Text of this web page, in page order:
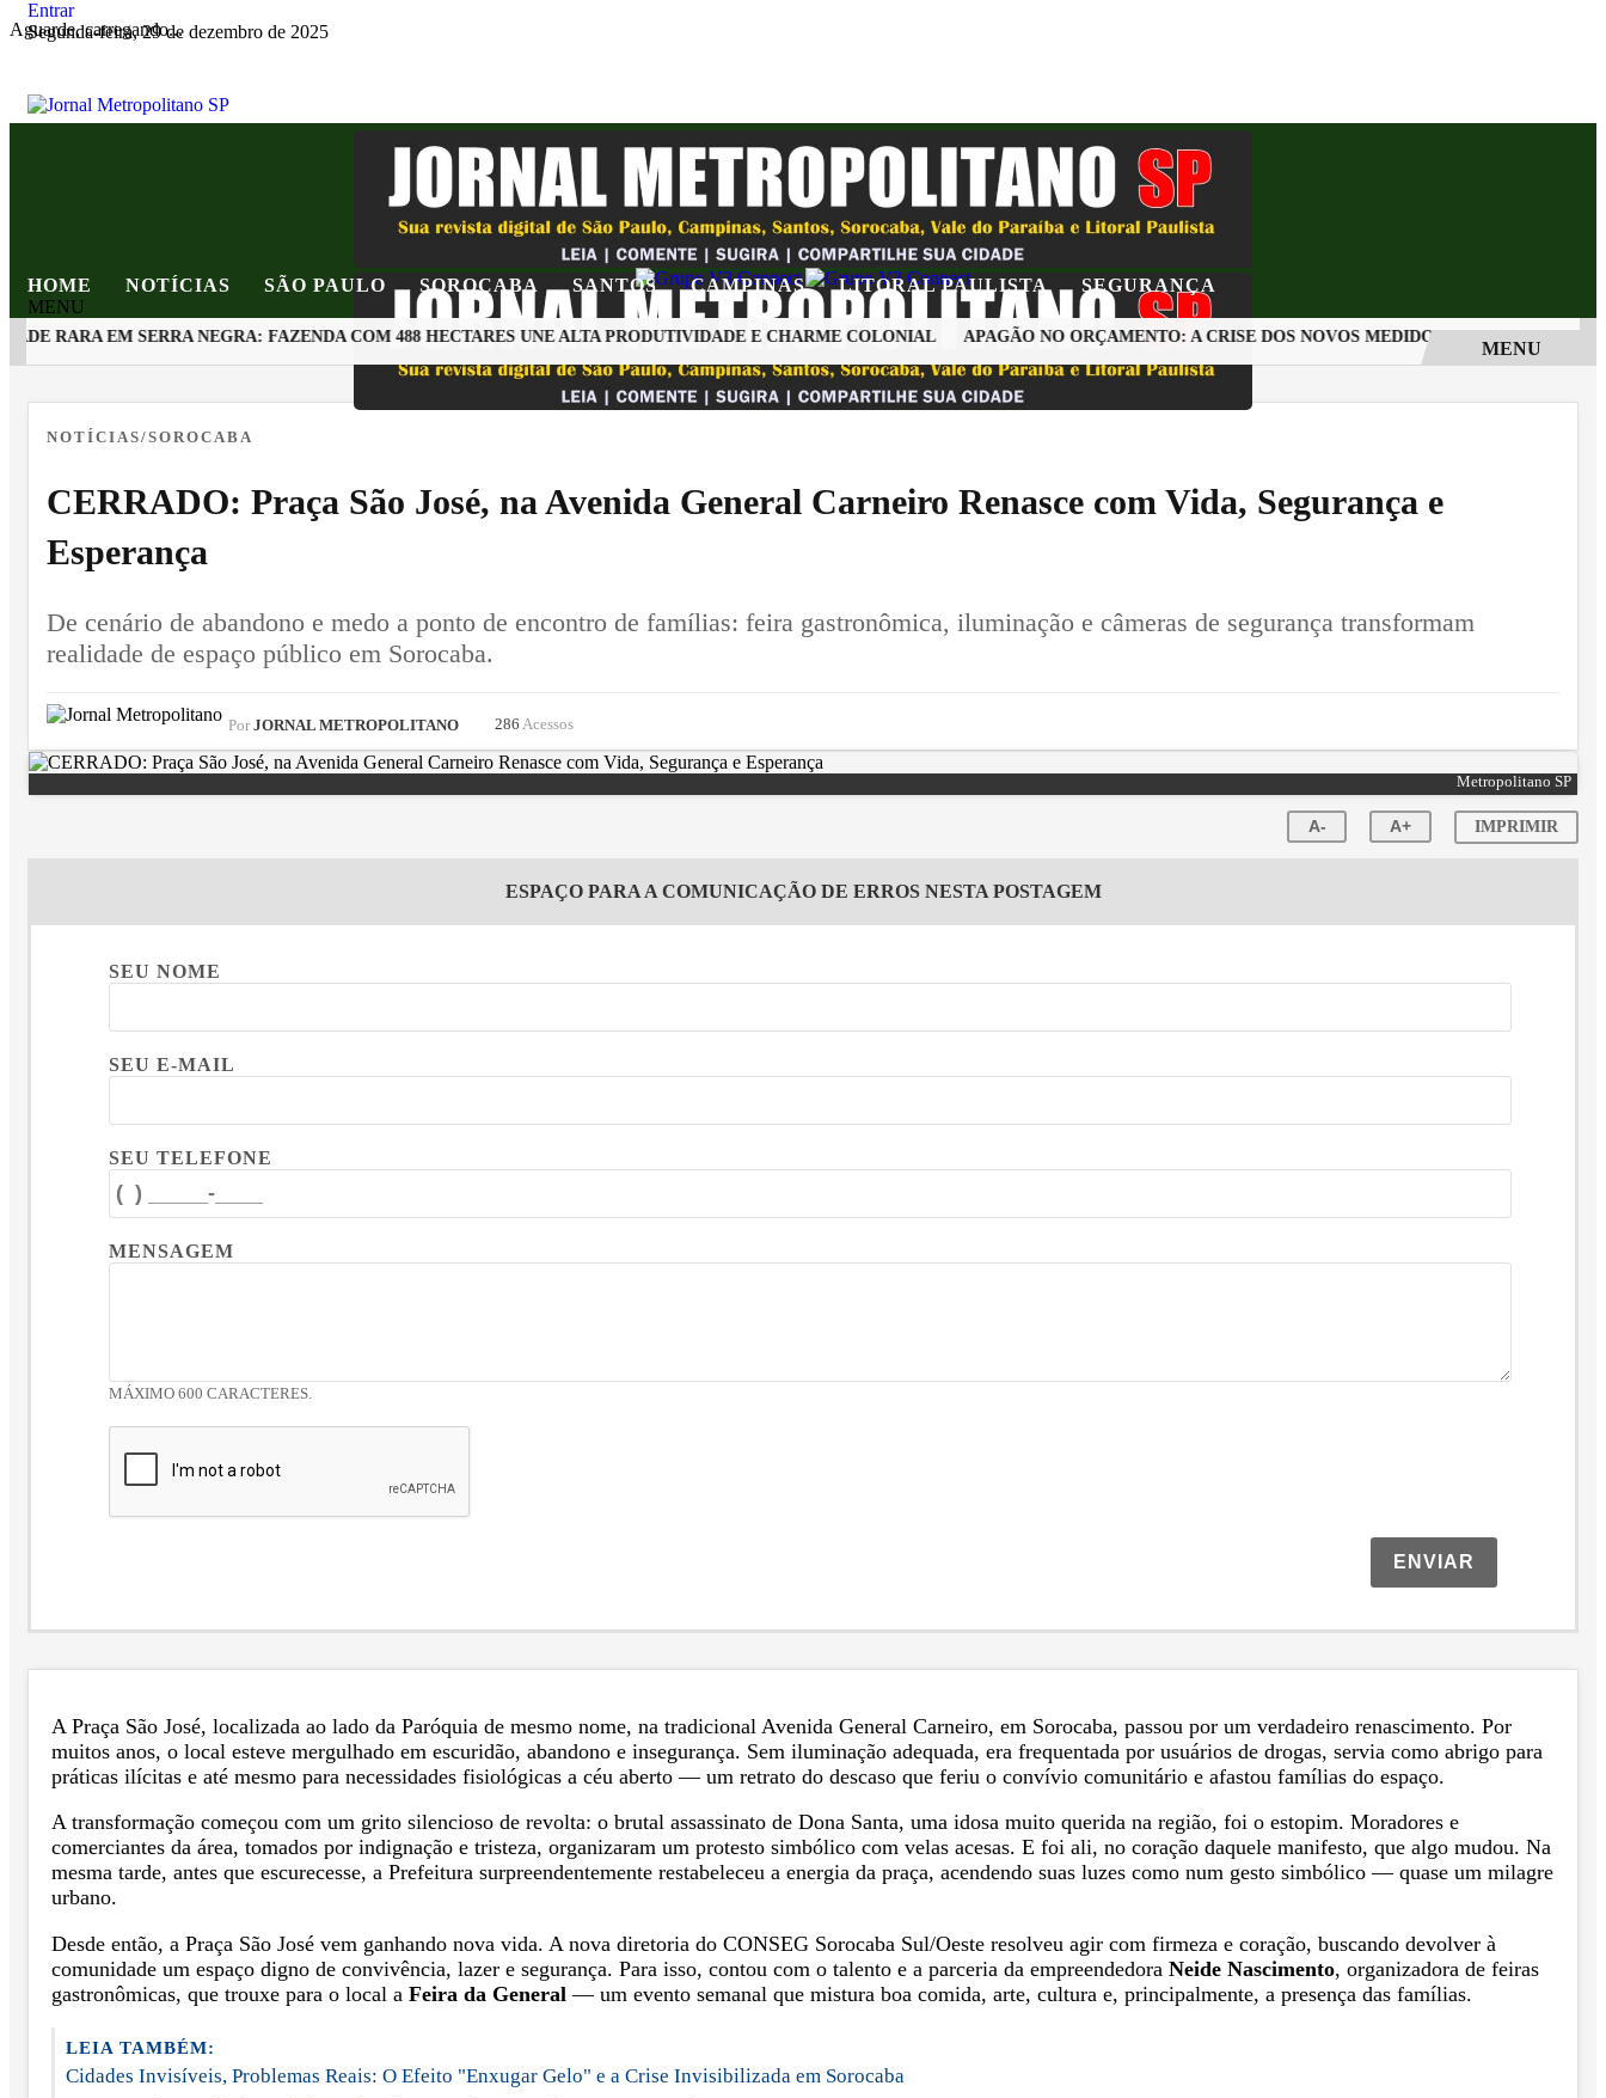
Aguarde, carregando...
Entrar
Segunda-feira, 29 de dezembro de 2025
HOME NOTÍCIAS SÃO PAULO SOROCABA SANTOS CAMPINAS LITORAL PAULISTA
SEGURANÇA
MENU
RARA EM SERRA NEGRA: FAZENDA COM 488 HECTARES UNE ALTA PRODUTIVIDADE E CHARME COLONIAL APAGÃO NO ORÇAMENTO: A CRISE DOS NOVOS MEDIDORES EM SOROCABA
MENU
NOTÍCIAS/SOROCABA
CERRADO: Praça São José, na Avenida General Carneiro Renasce com Vida, Segurança e
Esperança
De cenário de abandono e medo a ponto de encontro de famílias: feira gastronômica, iluminação e câmeras de segurança transformam
realidade de espaço público em Sorocaba.
Por JORNAL METROPOLITANO 286 Acessos
Metropolitano SP
A- A+ IMPRIMIR
ESPAÇO PARA A COMUNICAÇÃO DE ERROS NESTA POSTAGEM
SEU NOME
SEU E-MAIL
SEU TELEFONE
MENSAGEM
MÁXIMO 600 CARACTERES.
ENVIAR
A Praça São José, localizada ao lado da Paróquia de mesmo nome, na tradicional Avenida General Carneiro, em Sorocaba, passou por um verdadeiro renascimento. Por
muitos anos, o local esteve mergulhado em escuridão, abandono e insegurança. Sem iluminação adequada, era frequentada por usuários de drogas, servia como abrigo para
práticas ilícitas e até mesmo para necessidades fisiológicas a céu aberto — um retrato do descaso que feriu o convívio comunitário e afastou famílias do espaço.
A transformação começou com um grito silencioso de revolta: o brutal assassinato de Dona Santa, uma idosa muito querida na região, foi o estopim. Moradores e
comerciantes da área, tomados por indignação e tristeza, organizaram um protesto simbólico com velas acesas. E foi ali, no coração daquele manifesto, que algo mudou. Na
mesma tarde, antes que escurecesse, a Prefeitura surpreendentemente restabeleceu a energia da praça, acendendo suas luzes como num gesto simbólico — quase um milagre
urbano.
Desde então, a Praça São José vem ganhando nova vida. A nova diretoria do CONSEG Sorocaba Sul/Oeste resolveu agir com firmeza e coração, buscando devolver à
comunidade um espaço digno de convivência, lazer e segurança. Para isso, contou com o talento e a parceria da empreendedora Neide Nascimento, organizadora de feiras
gastronômicas, que trouxe para o local a Feira da General — um evento semanal que mistura boa comida, arte, cultura e, principalmente, a presença das famílias.
LEIA TAMBÉM:
Cidades Invisíveis, Problemas Reais: O Efeito "Enxugar Gelo" e a Crise Invisibilizada em Sorocaba